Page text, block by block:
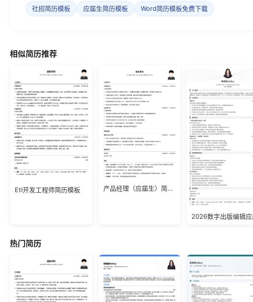
社招简历模板 应届生简历模板 Word简历模板免费下载
相似简历推荐
Etl开发工程师简历模板 产品经理（应届生）简历模板
热门简历